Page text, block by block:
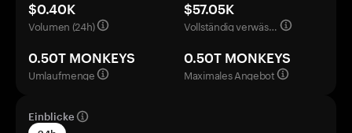
$0.40K
Volumen (24h)
$57.05K
Vollständig verwässerte Bewertung
0.50T MONKEYS
Umlaufmenge
0.50T MONKEYS
Maximales Angebot
Einblicke